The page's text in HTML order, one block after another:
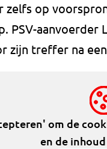
zelfs op
PSV-aanvoerder
zijn treffer na
om de
en de